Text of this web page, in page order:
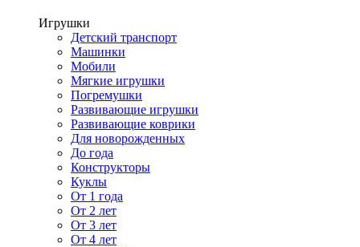
Игрушки
Детский транспорт
Машинки
Мобили
Мягкие игрушки
Погремушки
Развивающие игрушки
Развивающие коврики
Для новорожденных
До года
Конструкторы
Куклы
От 1 года
От 2 лет
От 3 лет
От 4 лет